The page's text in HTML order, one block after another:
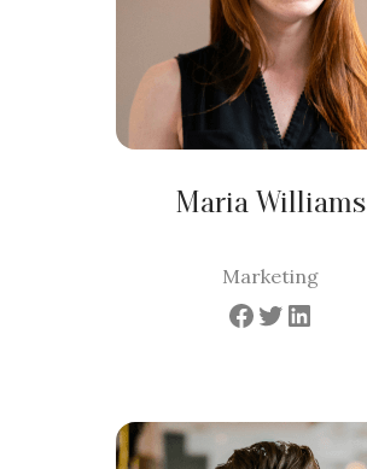
Maria Williams
Marketing
Facebook Twitter LinkedIn